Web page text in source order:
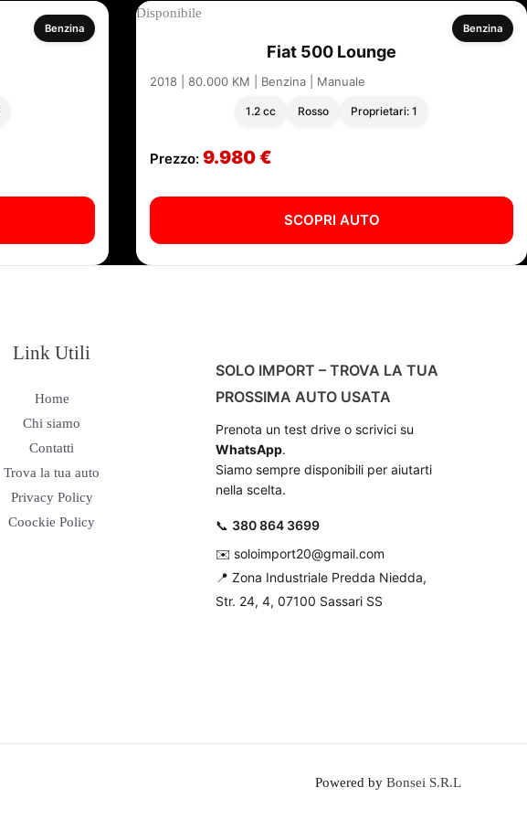
Benzina Benzina
Disponibile
Fiat 500 Lounge
2018 | 80.000 KM | Benzina | Manuale
1.2 cc Rosso Proprietari: 1
Prezzo: 9.980 €
SCOPRI AUTO
Link Utili
Home
Chi siamo
Contatti
Trova la tua auto
Privacy Policy
Coockie Policy
SOLO IMPORT – TROVA LA TUA
PROSSIMA AUTO USATA
Prenota un test drive o scrivici su
WhatsApp.
Siamo sempre disponibili per aiutarti
nella scelta.
📞 380 864 3699
✉️ soloimport20@gmail.com
📍Zona Industriale Predda Niedda,
Str. 24, 4, 07100 Sassari SS
Powered by Bonsei S.R.L